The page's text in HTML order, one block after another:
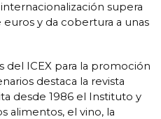
supera
y da cobertura a unas
ICEX para la promoción
destaca la revista
desde 1986 el Instituto y
alimentos, el vino, la